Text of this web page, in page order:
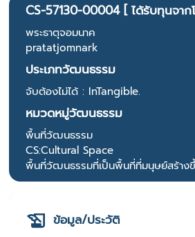
CS-57130-00004 [ ได้รับทุนจาก
พระธาตุจอมนาค
pratatjomnark
ประเภทวัฒนธรรม
จับต้องไม่ได้ : InTangible.
หมวดหมู่วัฒนธรรม
พื้นที่วัฒนธรรม
CS:Cultural Space
พื้นที่วัฒนธรรมที่เป็นพื้นที่ที่มนุษย์สร้าง
ข้อมูล/ประวัติ